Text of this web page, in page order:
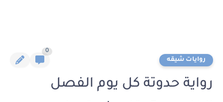
روايات شيقه
0
رواية حدوتة كل يوم الفصل